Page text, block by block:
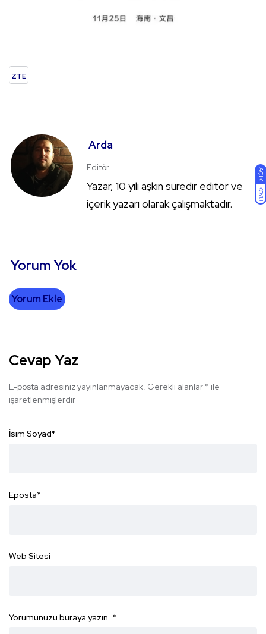
AÇIK
KOYU
ZTE
Arda
Editör
Yazar, 10 yılı aşkın süredir editör ve
içerik yazarı olarak çalışmaktadır.
Yorum Yok
Yorum Ekle
Cevap Yaz
E-posta adresiniz yayınlanmayacak. Gerekli alanlar * ile
işaretlenmişlerdir
İsim Soyad*
Eposta*
Web Sitesi
Yorumunuzu buraya yazın...*